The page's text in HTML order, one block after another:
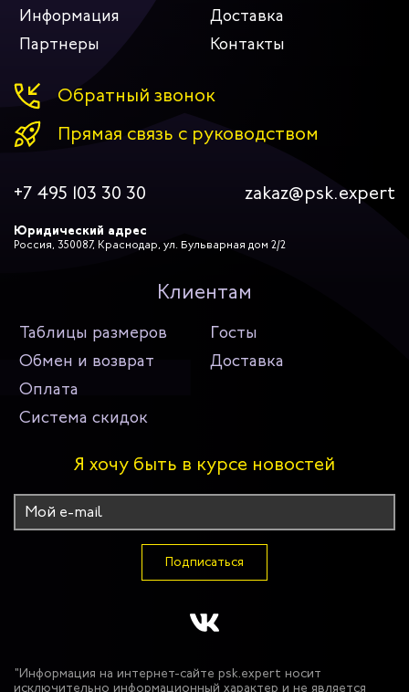
Информация
Доставка
Партнеры
Контакты
Обратный звонок
Прямая связь с руководством
+7 495 103 30 30 zakaz@psk.expert
Юридический адрес
Россия, 350087, Краснодар, ул. Бульварная дом 2/2
Клиентам
Таблицы размеров
Госты
Обмен и возврат
Доставка
Оплата
Система скидок
Я хочу быть в курсе новостей
Подписаться
"Информация на интернет-сайте psk.expert носит
исключительно информационный характер и не является